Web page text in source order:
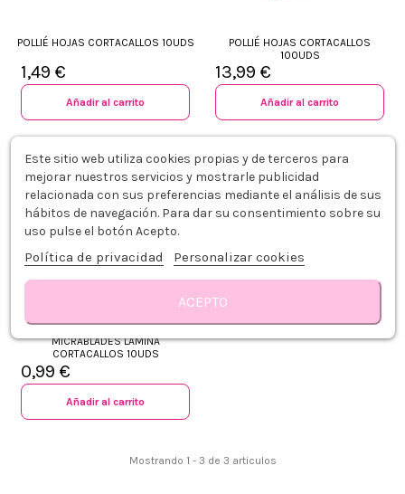
POLLIÉ HOJAS CORTACALLOS 10UDS
1,49 €
Añadir al carrito
POLLIÉ HOJAS CORTACALLOS
100UDS
13,99 €
Añadir al carrito
MICRABLADES LÁMINA
CORTACALLOS 10UDS
0,99 €
Añadir al carrito
Mostrando 1 - 3 de 3 articulos
contacto@zaseni.com
Este sitio web utiliza cookies propias y de terceros para
mejorar nuestros servicios y mostrarle publicidad
relacionada con sus preferencias mediante el análisis de sus
hábitos de navegación. Para dar su consentimiento sobre su
uso pulse el botón Acepto.
Política de privacidad Personalizar cookies
ACEPTO